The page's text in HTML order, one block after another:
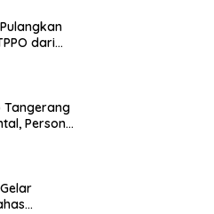
dari
Tangerang
Personel